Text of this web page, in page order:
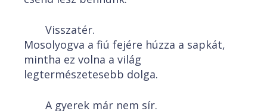
Visszatér.
Mosolyogva a fiú fejére húzza a sapkát,
mintha ez volna a világ
legtermészetesebb dolga.
A gyerek már nem sír.